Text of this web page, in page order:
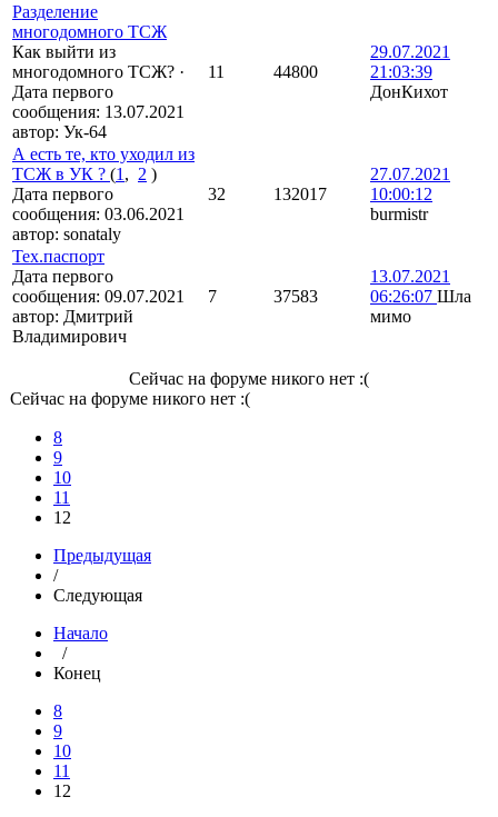
Разделение
многодомного ТСЖ
Как выйти из
многодомного ТСЖ? ·
Дата первого
сообщения: 13.07.2021
автор: Ук-64
11 44800
29.07.2021
21:03:39
ДонКихот
А есть те, кто уходил из
ТСЖ в УК ? (1 , 2 )
Дата первого
сообщения: 03.06.2021
автор: sonataly
32 132017
27.07.2021
10:00:12
burmistr
Тех.паспорт
Дата первого
сообщения: 09.07.2021
автор: Дмитрий
Владимирович
7 37583
13.07.2021
06:26:07 Шла
мимо
Сейчас на форуме никого нет :(
Сейчас на форуме никого нет :(
8
9
10
11
12
Предыдущая
/
Следующая
Начало
/
Конец
8
9
10
11
12